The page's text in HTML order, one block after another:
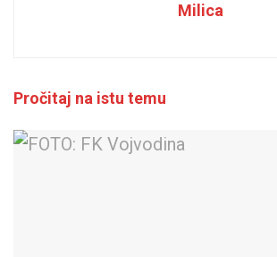
Milica
Pročitaj na istu temu